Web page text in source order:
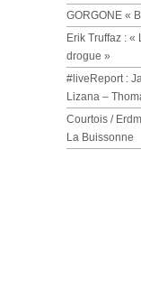
GORGONE «
Erik Truffaz : «
drogue »
#liveReport :
Lizana –
Courtois /
La Buissonne